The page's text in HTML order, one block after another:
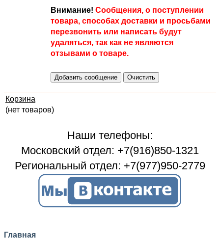
Внимание! Сообщения, о поступлении
товара, способах доставки и просьбами
перезвонить или написать будут
удаляться, так как не являются
отзывами о товаре.
Корзина
(нет товаров)
Наши телефоны:
Московский отдел: +7(916)850-1321
Региональный отдел: +7(977)950-2779
Главная